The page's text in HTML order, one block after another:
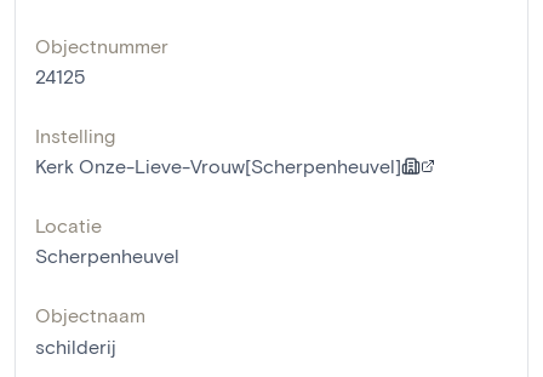
Objectnummer
24125
Instelling
Kerk Onze-Lieve-Vrouw[Scherpenheuvel]
Locatie
Scherpenheuvel
Objectnaam
schilderij